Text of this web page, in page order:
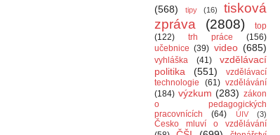
(568)
tipy (16)
tisková
zpráva
(2808)
top
(122)
trh práce
(156)
učebnice (39) video (685)
vyhláška (41)
vzdělávací
politika
(551)
vzdělávací
technologie
(61) vzdělávání
(184) výzkum (283) zákon
o pedagogických
pracovnících
(64) ÚIV (3)
Česko mluví o vzdělávání